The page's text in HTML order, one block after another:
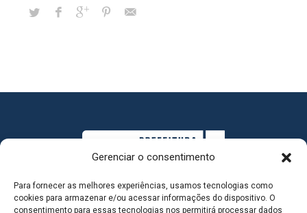
Gerenciar o consentimento
Para fornecer as melhores experiências, usamos tecnologias como
cookies para armazenar e/ou acessar informações do dispositivo. O
consentimento para essas tecnologias nos permitirá processar dados